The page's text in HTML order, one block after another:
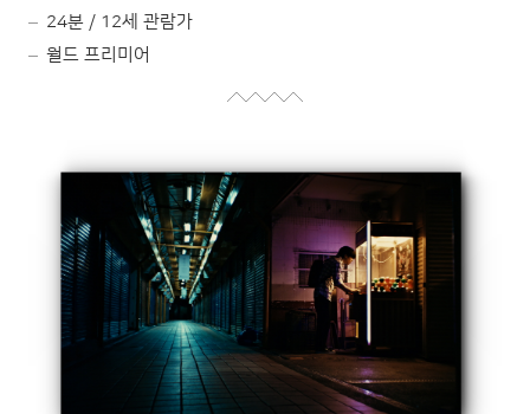
24분 / 12세 관람가
월드 프리미어